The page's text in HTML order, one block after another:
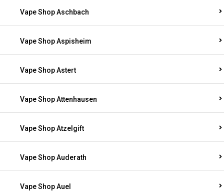
Vape Shop Aschbach
Vape Shop Aspisheim
Vape Shop Astert
Vape Shop Attenhausen
Vape Shop Atzelgift
Vape Shop Auderath
Vape Shop Auel